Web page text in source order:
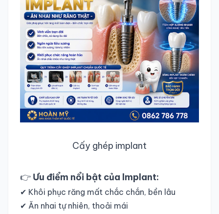
Cấy ghép implant
👉 Ưu điểm nổi bật của Implant:
✔ Khôi phục răng mất chắc chắn, bền lâu
✔ Ăn nhai tự nhiên, thoải mái